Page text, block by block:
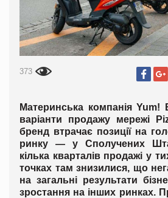
373
Материнська компанія Yum!
варіанти продажу мережі
бренд втрачає позиції на
ринку — у Сполучених
кілька кварталів продажі у
точках там знизилися, що
на загальні результати
зростання на інших ринках.